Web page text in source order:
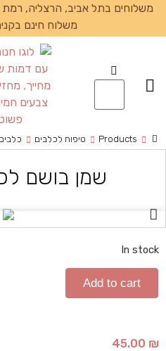
משלוחים בתל אביב, הרצליה, רמת
משלוח חינם בקניה
Products טיפוח לכלבים כלבים
שמן בושם
In stock
Add to cart
45.00 ₪